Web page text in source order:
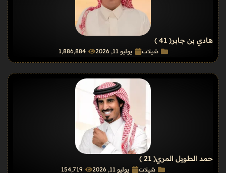
هادي بن جابر( 41 )
شيلات يوليو 11, 2026 1٬886٬884
حمد الطويل المري( 21 )
شيلات يوليو 11, 2026 154٬719